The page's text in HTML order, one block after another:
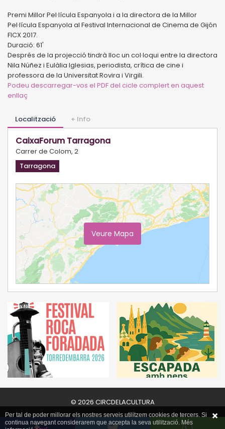
Premi Millor Pel·lícula Espanyola i a la directora de la Millor
Pel·lícula Espanyola al Festival Internacional de Cinema de Gijón
FICX 2017.
Duració: 61'
Després de la projecció tindrà lloc un col·loqui entre la directora
Nila Núñez i Eulàlia Iglesias, periodista, crítica de cine i
professora de la Universitat Rovira i Virgili.
Podeu descarregar-vos el PDF del cicle complert en aquest
enllaç
Localització + Info
CaixaForum Tarragona
Carrer de Colom, 2
Tarragona
Veure Mapa
© 2026 CIRCDELACULTURA
Per tal de poder millorar els nostres serveis utilitzem cookies de tercers. Si
continua navegant considerarem que accepta la seva utilització. Més